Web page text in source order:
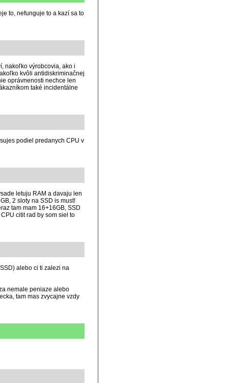
to, nefunguje to a kazí sa to
nakoľko výrobcovia, ako i
kvôli antidiskriminačnej
oprávnenosti nechce len
také incidentálne
podiel predanych CPU v
letuju RAM a davaju len
2 sloty na SSD is must!
tam mam 16+16GB, SSD
citit rad by som siel to
alebo ci ti zalezi na
nemale peniaze alebo
tam mas zvycajne vzdy